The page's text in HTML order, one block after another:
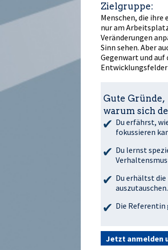
Zielgruppe:
Menschen, die ihre
nur am
Veränderungen
Sinn sehen. Aber
Gegenwart und
Entwicklungsfelder
Gute Gründe,
warum sich
Du erfährst,
fokussieren
Du lernst
Du erhältst
auszutauschen.
Die
Jetzt anmelden